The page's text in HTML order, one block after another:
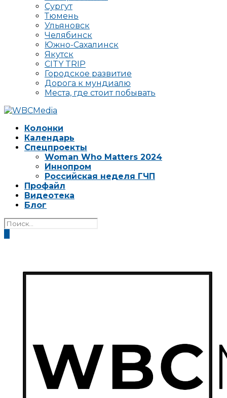
Сургут
Тюмень
Ульяновск
Челябинск
Южно-Сахалинск
Якутск
CITY TRIP
Городское развитие
Дорога к мундиалю
Места, где стоит побывать
Колонки
Календарь
Спецпроекты
Woman Who Matters 2024
Иннопром
Российская неделя ГЧП
Профайл
Видеотека
Блог